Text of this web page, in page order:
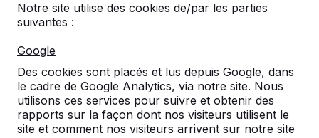
Notre site utilise des cookies de/par les parties
suivantes :
Google
Des cookies sont placés et lus depuis Google, dans
le cadre de Google Analytics, via notre site. Nous
utilisons ces services pour suivre et obtenir des
rapports sur la façon dont nos visiteurs utilisent le
site et comment nos visiteurs arrivent sur notre site
€ 1.950,00
2ème produit et suivants
économisez
Couleur